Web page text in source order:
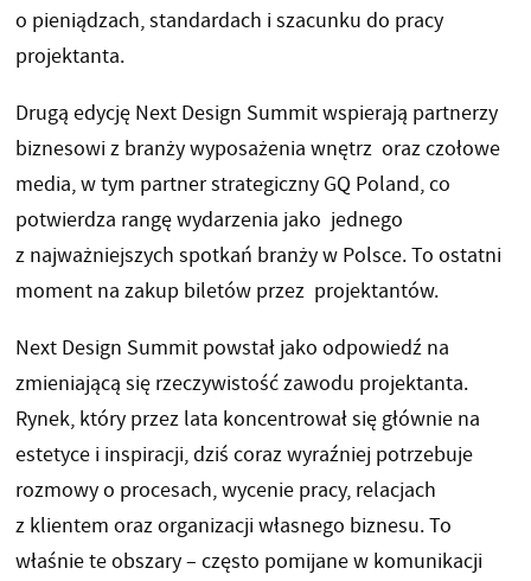
o pieniądzach, standardach i szacunku do pracy
projektanta.
Drugą edycję Next Design Summit wspierają partnerzy
biznesowi z branży wyposażenia wnętrz oraz czołowe
media, w tym partner strategiczny GQ Poland, co
potwierdza rangę wydarzenia jako jednego
z najważniejszych spotkań branży w Polsce. To ostatni
moment na zakup biletów przez projektantów.
Next Design Summit powstał jako odpowiedź na
zmieniającą się rzeczywistość zawodu projektanta.
Rynek, który przez lata koncentrował się głównie na
estetyce i inspiracji, dziś coraz wyraźniej potrzebuje
rozmowy o procesach, wycenie pracy, relacjach
z klientem oraz organizacji własnego biznesu. To
właśnie te obszary – często pomijane w komunikacji